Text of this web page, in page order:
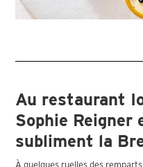
Au restaurant
Sophie
subliment la
À quelques ruelles des